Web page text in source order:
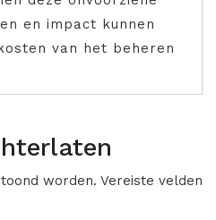
en impact kunnen
van het beheren
worden. Vereiste velden